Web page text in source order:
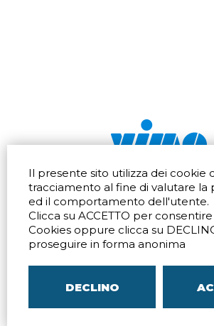
Il presente sito utilizza dei cookie
tracciamento al fine di valutare la
ed il comportamento dell'utente.
Clicca su ACCETTO per
Cookies oppure clicca su
proseguire in forma anonima
DECLINO
Via dell'artigianato 32Q
20865 Usmate Velate (MB)
Indicazioni Stradali
Tel.
Email
Via Pontina 583
Roma (RM) 00128
Tel.+39 06 80079273
Indicazioni Stradali
Via
P.IVA00804240968